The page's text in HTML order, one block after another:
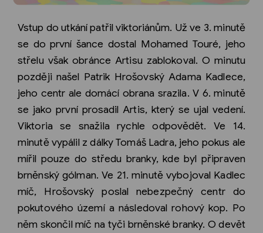
Vstup do utkání patřil viktoriánům. Už ve 3. minutě
se do první šance dostal Mohamed Touré, jeho
střelu však obránce Artisu zablokoval. O minutu
později našel Patrik Hrošovský Adama Kadlece,
jeho centr ale domácí obrana srazila. V 6. minutě
se jako první prosadil Artis, který se ujal vedení.
Viktoria se snažila rychle odpovědět. Ve 14.
minutě vypálil z dálky Tomáš Ladra, jeho pokus ale
mířil pouze do středu branky, kde byl připraven
brněnský gólman. Ve 21. minutě vybojoval Kadlec
míč, Hrošovský poslal nebezpečný centr do
pokutového území a následoval rohový kop. Po
něm skončil míč na tyči brněnské branky. O devět